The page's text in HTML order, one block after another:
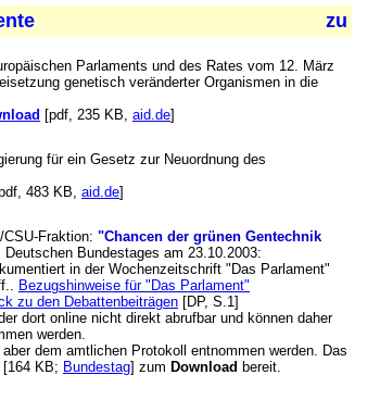
Parlaments und des Rates vom 12. März
genetisch veränderter Organismen in die
[pdf, 235 KB, aid.de]
für ein Gesetz zur Neuordnung des
483 KB, aid.de]
CSU-Fraktion: "Chancen der grünen Gentechnik
Bundestages am 23.10.2003:
in der Wochenzeitschrift "Das Parlament"
Bezugshinweise für "Das Parlament"
zu den Debattenbeiträgen [DP, S.1]
dort online nicht direkt abrufbar und können daher
werden.
dem amtlichen Protokoll entnommen werden. Das
[164 KB; Bundestag] zum Download bereit.